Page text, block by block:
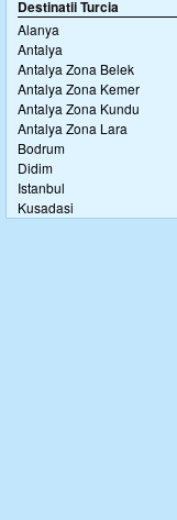
Destinatii Turcia
Alanya
Antalya
Antalya Zona Belek
Antalya Zona Kemer
Antalya Zona Kundu
Antalya Zona Lara
Bodrum
Didim
Istanbul
Kusadasi